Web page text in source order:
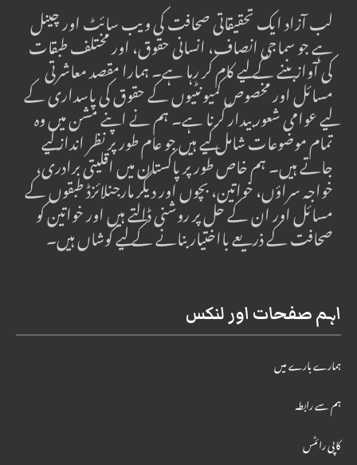
لب آزاد ایک تحقیقاتی صحافت کی ویب سائٹ اور چینل
ہے جو سماجی انصاف، انسانی حقوق، اور مختلف طبقات
کی آواز بننے کے لیے کام کر رہا ہے۔ ہمارا مقصد معاشرتی
مسائل اور مخصوص کمیونٹیوں کے حقوق کی پاسداری کے
لیے عوامی شعور بیدار کرنا ہے۔ ہم نے اپنے مشن میں وہ
تمام موضوعات شامل کیے ہیں جو عام طور پر نظر انداز کیے
جاتے ہیں۔ ہم خاص طور پر پاکستان میں اقلیتی برادری،
خواجہ سراؤں، خواتین، بچوں اور دیگر مارجنلائزڈ طبقوں کے
مسائل اور ان کے حل پر روشنی ڈالتے ہیں اور خواتین کو
صحافت کے ذریعے بااختیار بنانے کے لیے کوشاں ہیں۔
اہم صفحات اور لنکس
ہمارے بارے میں
ہم سے رابطہ
کاپی رائٹس